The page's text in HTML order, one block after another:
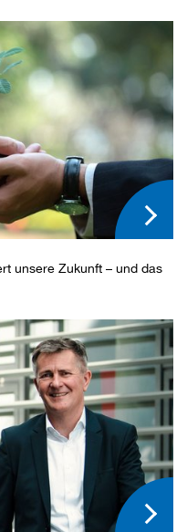
unsere Zukunft – und das